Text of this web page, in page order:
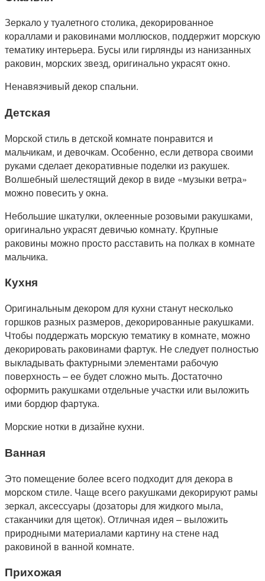
Зеркало у туалетного столика, декорированное
кораллами и раковинами моллюсков, поддержит морскую
тематику интерьера. Бусы или гирлянды из нанизанных
раковин, морских звезд, оригинально украсят окно.
Ненавязчивый декор спальни.
Детская
Морской стиль в детской комнате понравится и
мальчикам, и девочкам. Особенно, если детвора своими
руками сделает декоративные поделки из ракушек.
Волшебный шелестящий декор в виде «музыки ветра»
можно повесить у окна.
Небольшие шкатулки, оклеенные розовыми ракушками,
оригинально украсят девичью комнату. Крупные
раковины можно просто расставить на полках в комнате
мальчика.
Кухня
Оригинальным декором для кухни станут несколько
горшков разных размеров, декорированные ракушками.
Чтобы поддержать морскую тематику в комнате, можно
декорировать раковинами фартук. Не следует полностью
выкладывать фактурными элементами рабочую
поверхность – ее будет сложно мыть. Достаточно
оформить ракушками отдельные участки или выложить
ими бордюр фартука.
Морские нотки в дизайне кухни.
Ванная
Это помещение более всего подходит для декора в
морском стиле. Чаще всего ракушками декорируют рамы
зеркал, аксессуары (дозаторы для жидкого мыла,
стаканчики для щеток). Отличная идея – выложить
природными материалами картину на стене над
раковиной в ванной комнате.
Прихожая